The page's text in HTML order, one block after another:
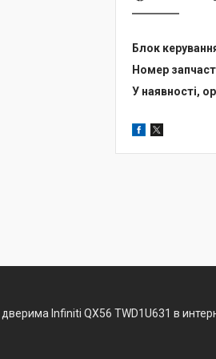
Блок
Номер
У наявності,
Infiniti QX56 TWD1U631 в